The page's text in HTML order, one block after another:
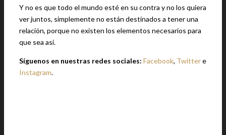
Y no es que todo el mundo esté en su contra y no los quiera
ver juntos, simplemente no están destinados a tener una
relación, porque no existen los elementos necesarios para
que sea así.
Síguenos en nuestras redes sociales: Facebook, Twittere
Instagram.